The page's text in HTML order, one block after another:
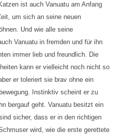
ist auch Vanuatu am Anfang
um sich an seine neuen
Und wie alle seine
Vanuatu in fremden und für ihn
immer lieb und freundlich. Die
kann er vielleicht noch nicht so
er toleriert sie brav ohne ein
Instinktiv scheint er zu
bergauf geht. Vanuatu besitzt ein
sicher, dass er in den richtigen
wird, wie die erste gerettete